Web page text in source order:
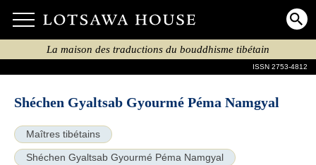
La maison des traductions du bouddhisme tibétain
ISSN 2753-4812
Shéchen Gyaltsab Gyourmé Péma Namgyal
Maîtres tibétains
Shéchen Gyaltsab Gyourmé Péma Namgyal